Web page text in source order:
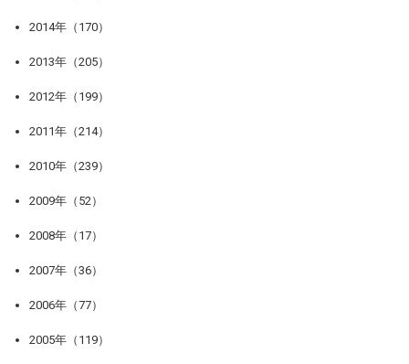
2014年（170）
2013年（205）
2012年（199）
2011年（214）
2010年（239）
2009年（52）
2008年（17）
2007年（36）
2006年（77）
2005年（119）